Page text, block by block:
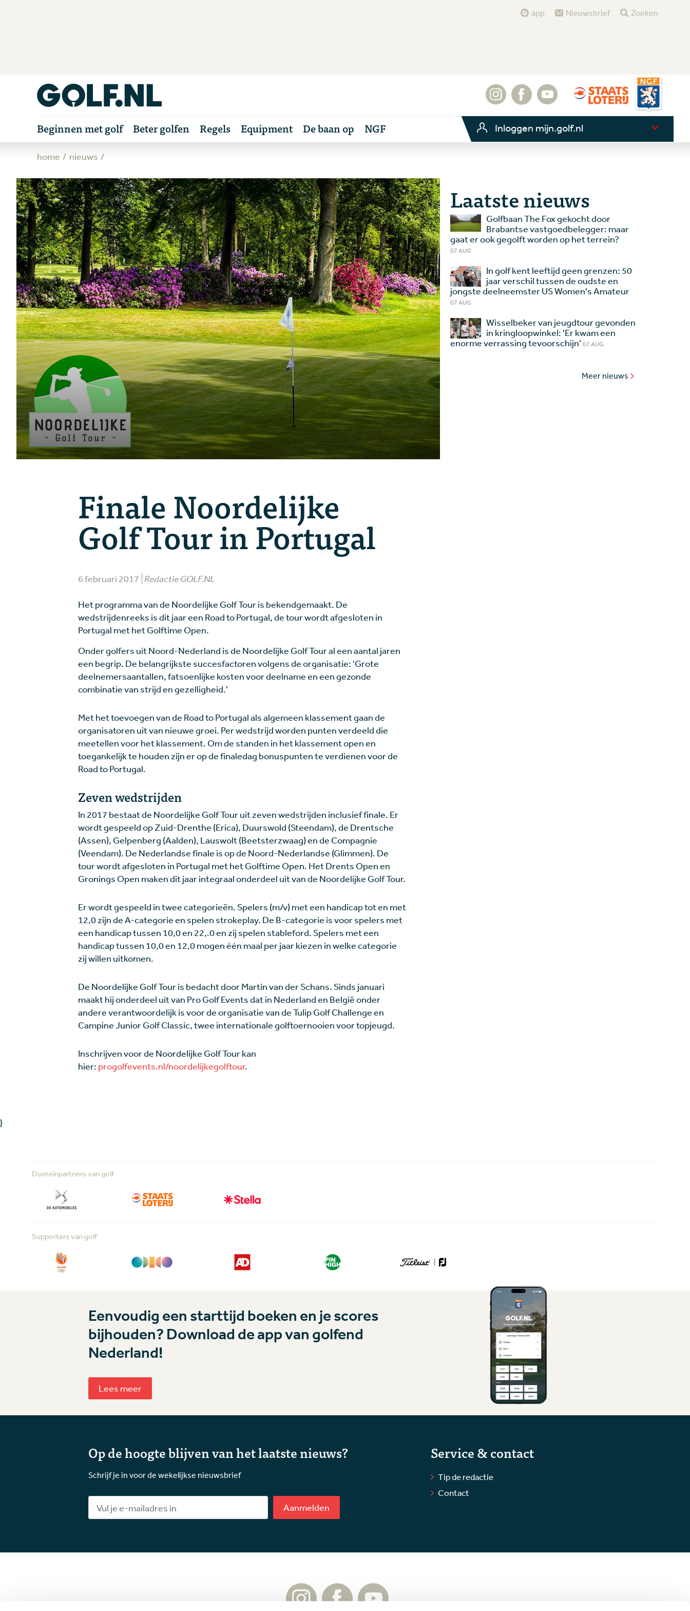
app Nieuwsbrief Zoeken
Beginnen met golf Beter golfen Regels Equipment De baan op NGF Inloggen mijn.golf.nl
home nieuws
Finale Noordelijke
Golf Tour in Portugal
6 februari 2017 Redactie GOLF.NL
Het programma van de Noordelijke Golf Tour is bekendgemaakt. De
wedstrijdenreeks is dit jaar een Road to Portugal, de tour wordt afgesloten in
Portugal met het Golftime Open.
Onder golfers uit Noord-Nederland is de Noordelijke Golf Tour al een aantal jaren
een begrip. De belangrijkste succesfactoren volgens de organisatie: 'Grote
deelnemersaantallen, fatsoenlijke kosten voor deelname en een gezonde
combinatie van strijd en gezelligheid.'
Met het toevoegen van de Road to Portugal als algemeen klassement gaan de
organisatoren uit van nieuwe groei. Per wedstrijd worden punten verdeeld die
meetellen voor het klassement. Om de standen in het klassement open en
toegankelijk te houden zijn er op de finaledag bonuspunten te verdienen voor de
Road to Portugal.
Zeven wedstrijden
In 2017 bestaat de Noordelijke Golf Tour uit zeven wedstrijden inclusief finale. Er
wordt gespeeld op Zuid-Drenthe (Erica), Duurswold (Steendam), de Drentsche
(Assen), Gelpenberg (Aalden), Lauswolt (Beetsterzwaag) en de Compagnie
(Veendam). De Nederlandse finale is op de Noord-Nederlandse (Glimmen). De
tour wordt afgesloten in Portugal met het Golftime Open. Het Drents Open en
Gronings Open maken dit jaar integraal onderdeel uit van de Noordelijke Golf Tour.
Er wordt gespeeld in twee categorieën. Spelers (m/v) met een handicap tot en met
12,0 zijn de A-categorie en spelen strokeplay. De B-categorie is voor spelers met
een handicap tussen 10,0 en 22,.0 en zij spelen stableford. Spelers met een
handicap tussen 10,0 en 12,0 mogen één maal per jaar kiezen in welke categorie
zij willen uitkomen.
De Noordelijke Golf Tour is bedacht door Martin van der Schans. Sinds januari
maakt hij onderdeel uit van Pro Golf Events dat in Nederland en België onder
andere verantwoordelijk is voor de organisatie van de Tulip Golf Challenge en
Campine Junior Golf Classic, twee internationale golftoernooien voor topjeugd.
Inschrijven voor de Noordelijke Golf Tour kan
hier: progolfevents.nl/noordelijkegolftour.
Laatste nieuws
Golfbaan The Fox gekocht door
Brabantse vastgoedbelegger: maar
gaat er ook gegolft worden op het terrein?
07 AUG
In golf kent leeftijd geen grenzen: 50
jaar verschil tussen de oudste en
jongste deelneemster US Women's Amateur
07 AUG
Wisselbeker van jeugdtour gevonden
in kringloopwinkel: 'Er kwam een
enorme verrassing tevoorschijn' 07 AUG
Meer nieuws
}
Domeinpartners van golf
Supporters van golf
Eenvoudig een starttijd boeken en je scores
bijhouden? Download de app van golfend
Nederland!
Lees meer
Op de hoogte blijven van het laatste nieuws?
Schrijf je in voor de wekelijkse nieuwsbrief
Aanmelden
Service & contact
Tip de redactie
Contact